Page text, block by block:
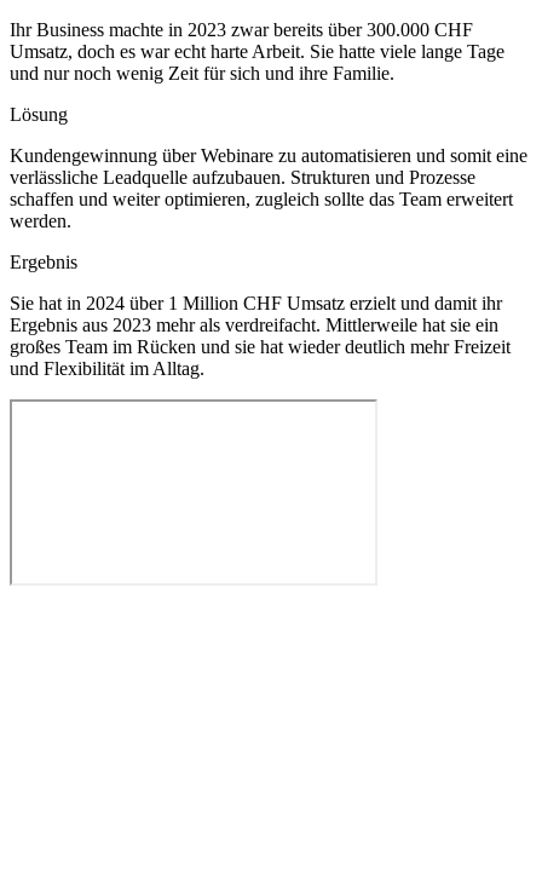
Ihr Business machte in 2023 zwar bereits über 300.000 CHF
Umsatz, doch es war echt harte Arbeit. Sie hatte viele lange Tage
und nur noch wenig Zeit für sich und ihre Familie.
Lösung
Kundengewinnung über Webinare zu automatisieren und somit eine
verlässliche Leadquelle aufzubauen. Strukturen und Prozesse
schaffen und weiter optimieren, zugleich sollte das Team erweitert
werden.
Ergebnis
Sie hat in 2024 über 1 Million CHF Umsatz erzielt und damit ihr
Ergebnis aus 2023 mehr als verdreifacht. Mittlerweile hat sie ein
großes Team im Rücken und sie hat wieder deutlich mehr Freizeit
und Flexibilität im Alltag.